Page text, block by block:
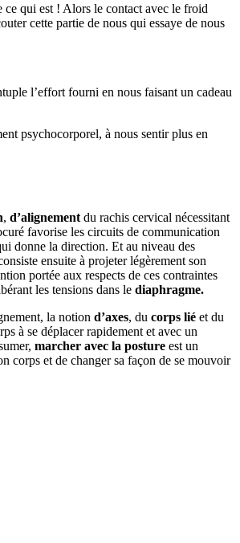
ce qui est ! Alors le contact avec le froid
cette partie de nous qui essaye de nous
l’effort fourni en nous faisant un cadeau
psychocorporel, à nous sentir plus en
, d’alignement du rachis cervical nécessitant
favorise les circuits de communication
donne la direction. Et au niveau des
ensuite à projeter légèrement son
portée aux respects de ces contraintes
les tensions dans le diaphragme.
la notion d’axes, du corps lié et du
à se déplacer rapidement et avec un
marcher avec la posture est un
corps et de changer sa façon de se mouvoir